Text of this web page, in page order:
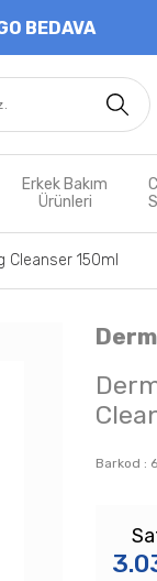
BEDAVA
Erkek Bakım
Ürünleri
Cleanser 150ml
Barkod :